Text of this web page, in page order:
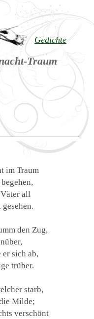
Gedichte
Traum
im Traum
all
den Zug,
er sich ab,
trüber.
starb,
Milde;
verschönt